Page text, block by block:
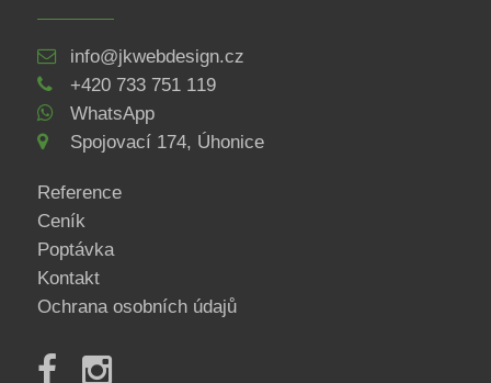
info@jkwebdesign.cz
+420 733 751 119
WhatsApp
Spojovací 174, Úhonice
Reference
Ceník
Poptávka
Kontakt
Ochrana osobních údajů